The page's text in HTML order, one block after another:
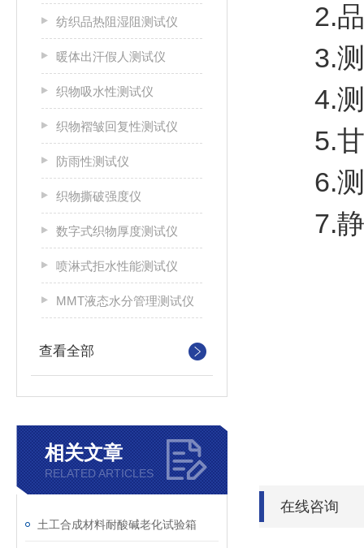
纺织品热阻湿阻测试仪
暖体出汗假人测试仪
织物吸水性测试仪
织物褶皱回复性测试仪
防雨性测试仪
织物撕破强度仪
数字式织物厚度测试仪
喷淋式拒水性能测试仪
MMT液态水分管理测试仪
查看全部
相关文章
RELATED ARTICLES
土工合成材料耐酸碱老化试验箱
2.品
3.测
4.测
5.甘
6.测
7.静
在线咨询